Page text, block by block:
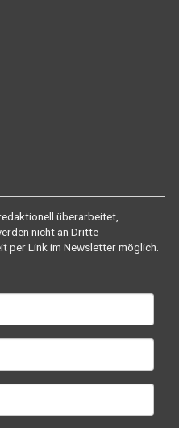
überarbeitet,
nicht an Dritte
per Link im Newsletter möglich.